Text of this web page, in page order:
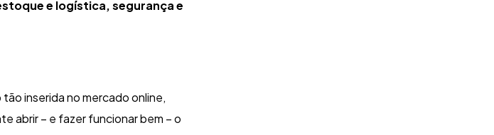
e logística, segurança e
inserida no mercado online,
abrir – e fazer funcionar bem – o